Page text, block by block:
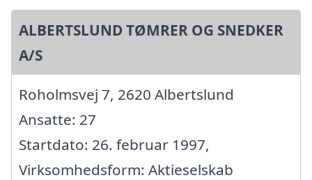
ALBERTSLUND TØMRER OG SNEDKER
A/S
Roholmsvej 7, 2620 Albertslund
Ansatte: 27
Startdato: 26. februar 1997,
Virksomhedsform: Aktieselskab